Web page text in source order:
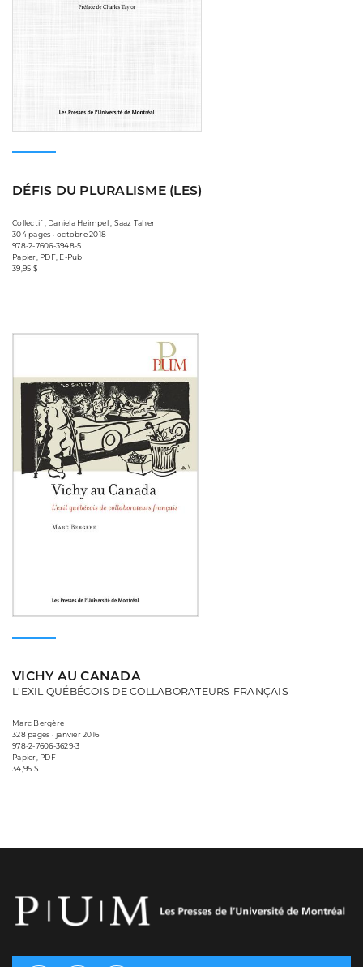
DÉFIS DU PLURALISME (LES)
Collectif , Daniela Heimpel , Saaz Taher
304 pages • octobre 2018
978-2-7606-3948-5
Papier, PDF, E-Pub
39,95 $
VICHY AU CANADA
L'EXIL QUÉBÉCOIS DE COLLABORATEURS FRANÇAIS
Marc Bergère
328 pages • janvier 2016
978-2-7606-3629-3
Papier, PDF
34,95 $